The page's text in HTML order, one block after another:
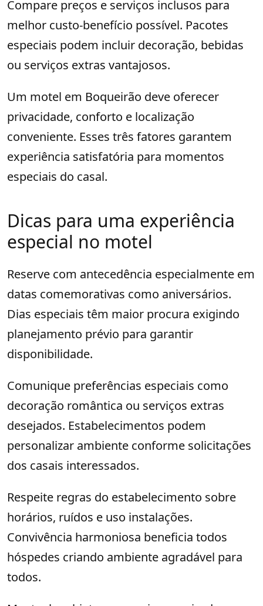
Compare preços e serviços inclusos para
melhor custo-benefício possível. Pacotes
especiais podem incluir decoração, bebidas
ou serviços extras vantajosos.
Um motel em Boqueirão deve oferecer
privacidade, conforto e localização
conveniente. Esses três fatores garantem
experiência satisfatória para momentos
especiais do casal.
Dicas para uma experiência
especial no motel
Reserve com antecedência especialmente em
datas comemorativas como aniversários.
Dias especiais têm maior procura exigindo
planejamento prévio para garantir
disponibilidade.
Comunique preferências especiais como
decoração romântica ou serviços extras
desejados. Estabelecimentos podem
personalizar ambiente conforme solicitações
dos casais interessados.
Respeite regras do estabelecimento sobre
horários, ruídos e uso instalações.
Convivência harmoniosa beneficia todos
hóspedes criando ambiente agradável para
todos.